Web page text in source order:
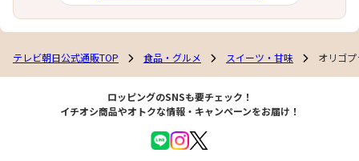
テレビ朝日公式通販TOP 食品・グルメ スイーツ・甘味 オリゴ
ロッピングのSNSも要チェック！
イチオシ商品やオトクな情報・キャンペーンをお届け！